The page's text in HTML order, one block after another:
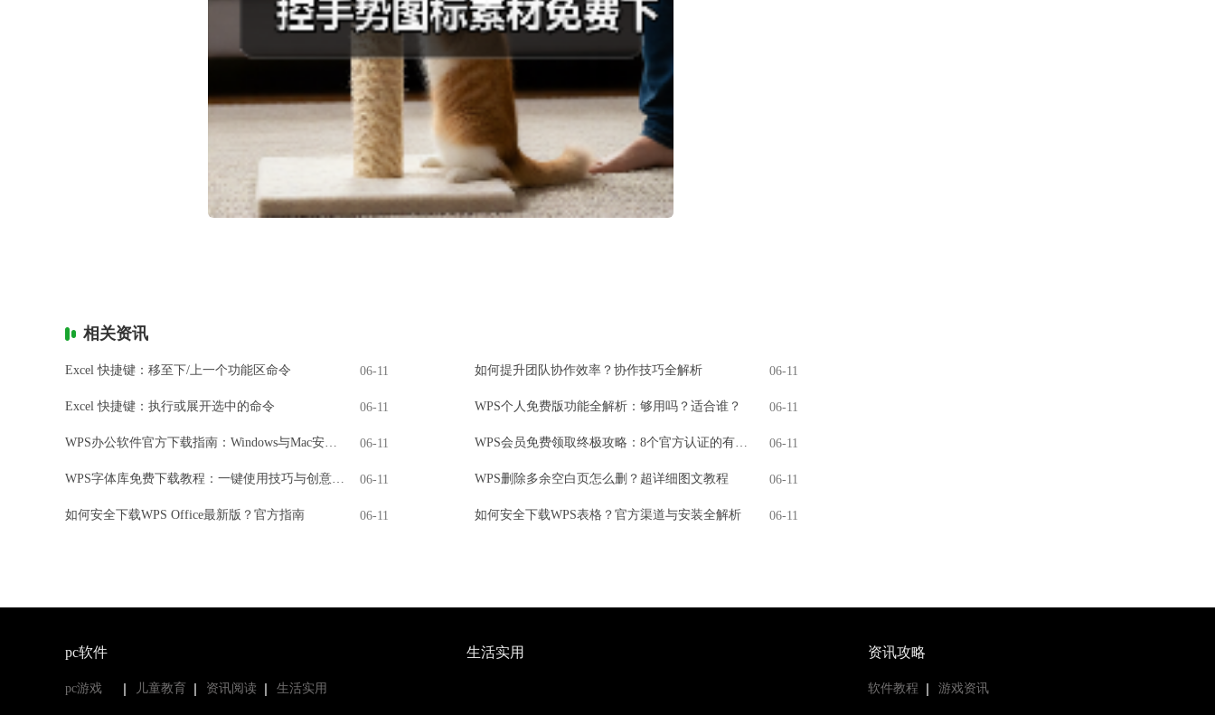
相关资讯
Excel 快捷键：移至下/上一个功能区命令 06-11 如何提升团队协作效率？协作技巧全解析 06-11
Excel 快捷键：执行或展开选中的命令 06-11 WPS个人免费版功能全解析：够用吗？适合谁？ 06-11
WPS办公软件官方下载指南：Windows与Mac安装全解析 06-11 WPS会员免费领取终极攻略：8个官方认证的有效方法 06-11
WPS字体库免费下载教程：一键使用技巧与创意设计 06-11 WPS删除多余空白页怎么删？超详细图文教程 06-11
如何安全下载WPS Office最新版？官方指南 06-11 如何安全下载WPS表格？官方渠道与安装全解析 06-11
pc软件
pc游戏 儿童教育 资讯阅读 生活实用
生活实用 资讯攻略
软件教程 游戏资讯